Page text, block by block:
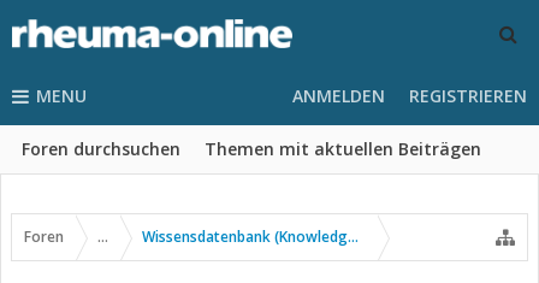
MENU
Foren durchsuchen Themen mit aktuellen Beiträgen
ANMELDEN REGISTRIEREN
Foren ... Wissensdatenbank (Knowledge Base)